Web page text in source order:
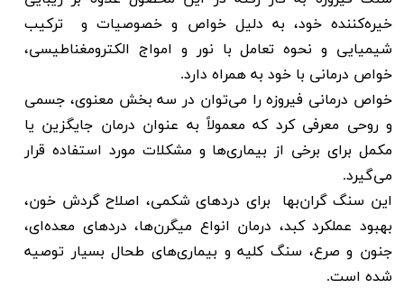
خیره‌کننده خود، به دلیل خواص و خصوصیات و ترکیب
شیمیایی و نحوه تعامل با نور و امواج الکترومغناطیسی،
خواص درمانی با خود به همراه دارد.
خواص درمانی فیروزه را می‌توان در سه بخش معنوی، جسمی
و روحی معرفی کرد که معمولاً به عنوان درمان جایگزین یا
مکمل برای برخی از بیماری‌ها و مشکلات مورد استفاده قرار
می‌گیرد.
این سنگ گران‌بها برای دردهای شکمی، اصلاح گردش خون،
بهبود عملکرد کبد، درمان انواع میگرن‌ها، دردهای معده‌ای،
جنون و صرع، سنگ کلیه و بیماری‌های طحال بسیار توصیه
شده است.